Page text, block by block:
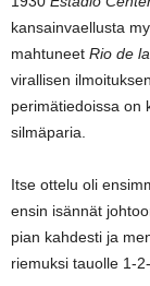
kansainvaellusta
mahtuneet Rio de
virallisen
perimätiedoissa on
silmäparia.
Itse ottelu oli
ensin isännät
pian kahdesti ja
riemuksi tauolle 1-